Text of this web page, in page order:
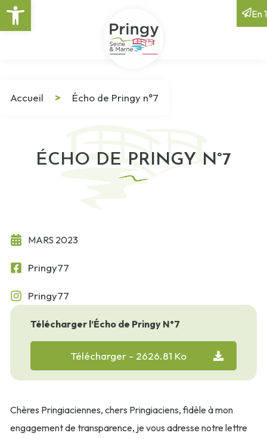
Ouvrir la barre d’outils En
Accueil > Écho de Pringy n°7
ÉCHO DE PRINGY N°7
MARS 2023
Pringy77
Pringy77
Télécharger l’Écho de Pringy N°7
Télécharger - 2626.81 Ko
Chères Pringiaciennes, chers Pringiaciens, fidèle à mon
engagement de transparence, je vous adresse notre lettre